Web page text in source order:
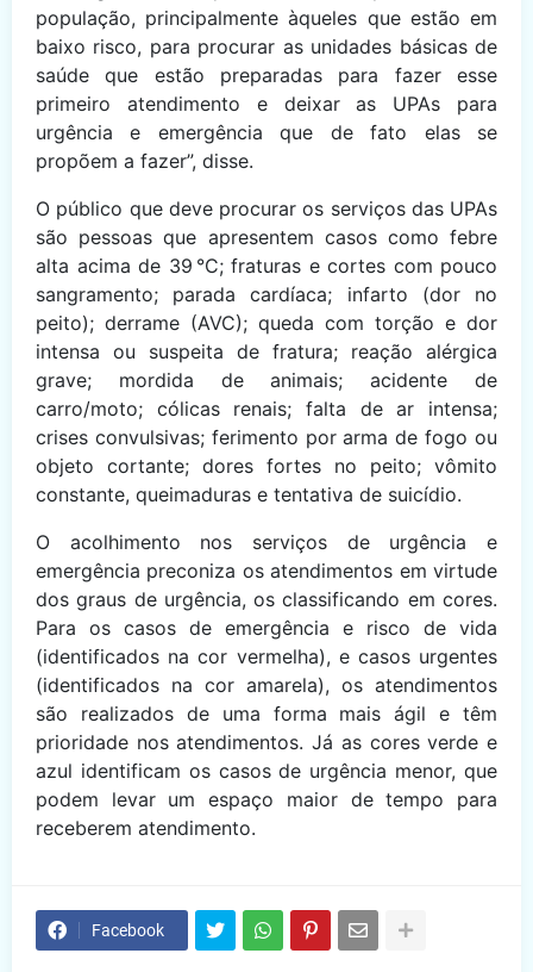
população, principalmente àqueles que estão em
baixo risco, para procurar as unidades básicas de
saúde que estão preparadas para fazer esse
primeiro atendimento e deixar as UPAs para
urgência e emergência que de fato elas se
propõem a fazer”, disse.
O público que deve procurar os serviços das UPAs
são pessoas que apresentem casos como febre
alta acima de 39 °C; fraturas e cortes com pouco
sangramento; parada cardíaca; infarto (dor no
peito); derrame (AVC); queda com torção e dor
intensa ou suspeita de fratura; reação alérgica
grave; mordida de animais; acidente de
carro/moto; cólicas renais; falta de ar intensa;
crises convulsivas; ferimento por arma de fogo ou
objeto cortante; dores fortes no peito; vômito
constante, queimaduras e tentativa de suicídio.
O acolhimento nos serviços de urgência e
emergência preconiza os atendimentos em virtude
dos graus de urgência, os classificando em cores.
Para os casos de emergência e risco de vida
(identificados na cor vermelha), e casos urgentes
(identificados na cor amarela), os atendimentos
são realizados de uma forma mais ágil e têm
prioridade nos atendimentos. Já as cores verde e
azul identificam os casos de urgência menor, que
podem levar um espaço maior de tempo para
receberem atendimento.
Facebook